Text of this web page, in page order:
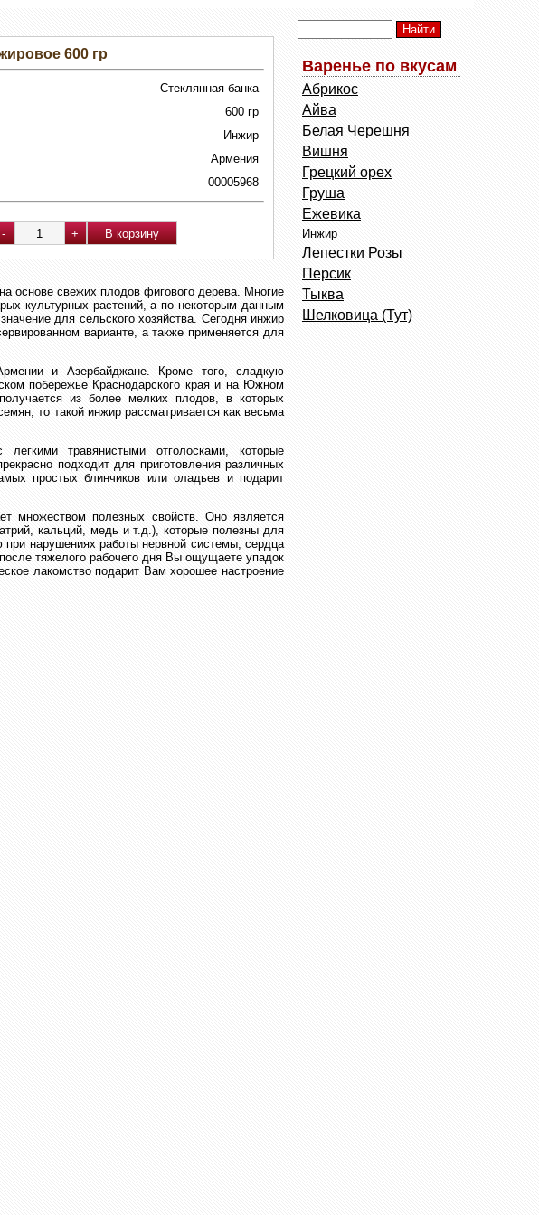
600 гр
Стеклянная банка
600 гр
Инжир
Армения
00005968
основе свежих плодов фигового дерева. Многие
культурных растений, а по некоторым данным
для сельского хозяйства. Сегодня инжир
варианте, а также применяется для
и Азербайджане. Кроме того, сладкую
побережье Краснодарского края и на Южном
из более мелких плодов, в которых
то такой инжир рассматривается как весьма
травянистыми отголосками, которые
подходит для приготовления различных
простых блинчиков или оладьев и подарит
множеством полезных свойств. Оно является
кальций, медь и т.д.), которые полезны для
при нарушениях работы нервной системы, сердца
тяжелого рабочего дня Вы ощущаете упадок
лакомство подарит Вам хорошее настроение
Варенье по вкусам
Абрикос
Айва
Белая Черешня
Вишня
Грецкий орех
Груша
Ежевика
Инжир
Лепестки Розы
Персик
Тыква
Шелковица (Тут)